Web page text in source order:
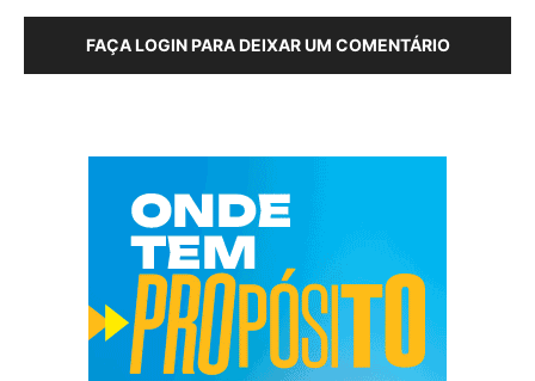
FAÇA LOGIN PARA DEIXAR UM COMENTÁRIO